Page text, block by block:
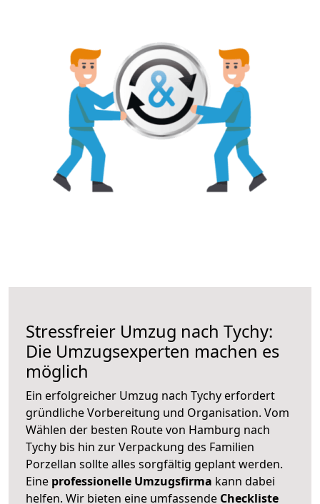
Stressfreier Umzug nach Tychy:
Die Umzugsexperten machen es
möglich
Ein erfolgreicher Umzug nach Tychy erfordert
gründliche Vorbereitung und Organisation. Vom
Wählen der besten Route von Hamburg nach
Tychy bis hin zur Verpackung des Familien
Porzellan sollte alles sorgfältig geplant werden.
Eine professionelle Umzugsfirma kann dabei
helfen. Wir bieten eine umfassende Checkliste